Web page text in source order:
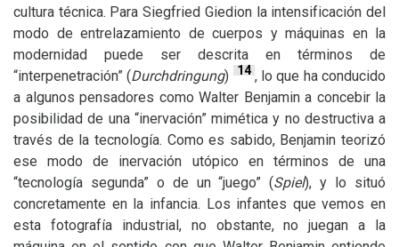
cultura técnica. Para Siegfried Giedion la intensificación del
modo de entrelazamiento de cuerpos y máquinas en la
modernidad puede ser descrita en términos de
“interpenetración” (Durchdringung) 14 , lo que ha conducido
a algunos pensadores como Walter Benjamin a concebir la
posibilidad de una “inervación” mimética y no destructiva a
través de la tecnología. Como es sabido, Benjamin teorizó
ese modo de inervación utópico en términos de una
“tecnología segunda” o de un “juego” (Spiel), y lo situó
concretamente en la infancia. Los infantes que vemos en
esta fotografía industrial, no obstante, no juegan a la